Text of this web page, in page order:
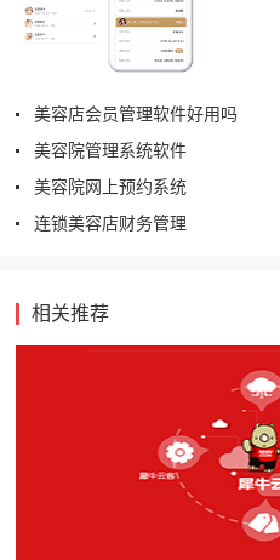
美容店会员管理软件好用吗
美容院管理系统软件
美容院网上预约系统
连锁美容店财务管理
相关推荐